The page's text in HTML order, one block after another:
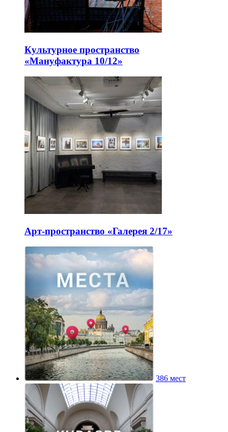
Культурное пространство
«Мануфактура 10/12»
Арт-пространство «Галерея 2/17»
386 мест